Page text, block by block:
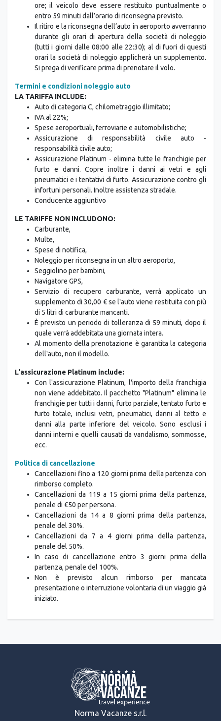
ore; il veicolo deve essere restituito puntualmente o
entro 59 minuti dall’orario di riconsegna previsto.
Il ritiro e la riconsegna dell’auto in aeroporto avverranno
durante gli orari di apertura della società di noleggio
(tutti i giorni dalle 08:00 alle 22:30); al di fuori di questi
orari la società di noleggio applicherà un supplemento.
Si prega di verificare prima di prenotare il volo.
Termini e condizioni noleggio auto
LA TARIFFA INCLUDE:
Auto di categoria C, chilometraggio illimitato;
IVA al 22%;
Spese aeroportuali, ferroviarie e automobilistiche;
Assicurazione di responsabilità civile auto -
responsabilità civile auto;
Assicurazione Platinum - elimina tutte le franchigie per
furto e danni. Copre inoltre i danni ai vetri e agli
pneumatici e i tentativi di furto. Assicurazione contro gli
infortuni personali. Inoltre assistenza stradale.
Conducente aggiuntivo
LE TARIFFE NON INCLUDONO:
Carburante,
Multe,
Spese di notifica,
Noleggio per riconsegna in un altro aeroporto,
Seggiolino per bambini,
Navigatore GPS,
Servizio di recupero carburante, verrà applicato un
supplemento di 30,00 € se l'auto viene restituita con più
di 5 litri di carburante mancanti.
È previsto un periodo di tolleranza di 59 minuti, dopo il
quale verrà addebitata una giornata intera.
Al momento della prenotazione è garantita la categoria
dell'auto, non il modello.
L'assicurazione Platinum include:
Con l'assicurazione Platinum, l'importo della franchigia
non viene addebitato. Il pacchetto "Platinum" elimina le
franchigie per tutti i danni, furto parziale, tentato furto e
furto totale, inclusi vetri, pneumatici, danni al tetto e
danni alla parte inferiore del veicolo. Sono esclusi i
danni interni e quelli causati da vandalismo, sommosse,
ecc.
Politica di cancellazione
Cancellazioni fino a 120 giorni prima della partenza con
rimborso completo.
Cancellazioni da 119 a 15 giorni prima della partenza,
penale di €50 per persona.
Cancellazioni da 14 a 8 giorni prima della partenza,
penale del 30%.
Cancellazioni da 7 a 4 giorni prima della partenza,
penale del 50%.
In caso di cancellazione entro 3 giorni prima della
partenza, penale del 100%.
Non è previsto alcun rimborso per mancata
presentazione o interruzione volontaria di un viaggio già
iniziato.
Norma Vacanze s.r.l.